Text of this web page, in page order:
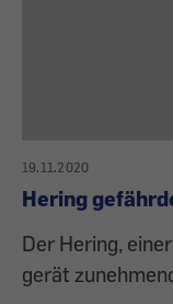
19.11.2020
Hering
Der Hering,
gerät